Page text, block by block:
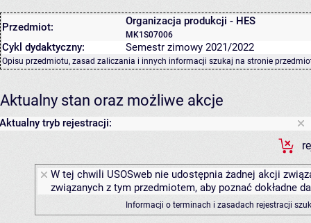
Przedmiot: Organizacja produkcji - HES
MK1S07006
Cykl dydaktyczny: Semestr zimowy 2021/2022
Opisu przedmiotu, zasad zaliczania i innych informacji szukaj na stronie
Aktualny stan oraz możliwe akcje
Aktualny tryb rejestracji:
W tej chwili USOSweb nie udostępnia żadnej akcji
związanych z tym przedmiotem, aby poznać dokładne
Informacji o terminach i zasadach rejestracji